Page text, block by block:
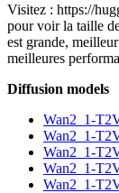
Visitez : https://
pour voir la taille
est grande,
meilleures
Diffusion models
Wan2_1-
Wan2_1-
Wan2_1-
Wan2_1-
Wan2_1-